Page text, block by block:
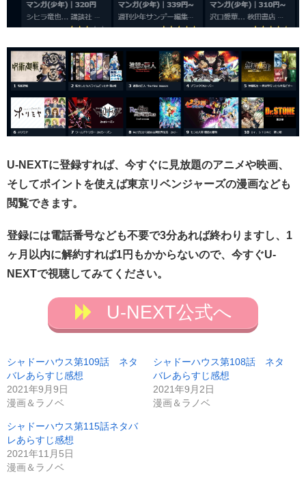
U-NEXTに登録すれば、今すぐに見放題のアニメや映画、
そしてポイントを使えば東京リベンジャーズの漫画なども
閲覧できます。
登録には電話番号なども不要で3分あれば終わりますし、1
ヶ月以内に解約すれば1円もかからないので、今すぐU-
NEXTで視聴してみてください。
U-NEXT公式へ
シャドーハウス第109話 ネタ
バレあらすじ感想
2021年9月9日
漫画＆ラノベ
シャドーハウス第108話 ネタ
バレあらすじ感想
2021年9月2日
漫画＆ラノベ
シャドーハウス第115話ネタバ
レあらすじ感想
2021年11月5日
漫画＆ラノベ